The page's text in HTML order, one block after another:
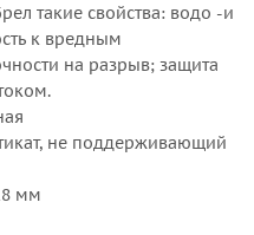
такие свойства: водо -и
к вредным
на разрыв; защита
не поддерживающий
мм